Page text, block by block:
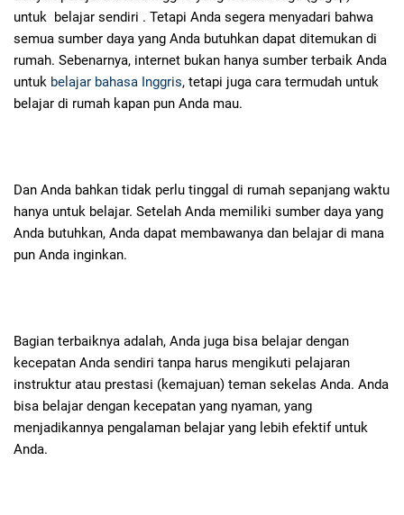
untuk belajar sendiri . Tetapi Anda segera menyadari bahwa
semua sumber daya yang Anda butuhkan dapat ditemukan di
rumah. Sebenarnya, internet bukan hanya sumber terbaik Anda
untuk belajar bahasa Inggris, tetapi juga cara termudah untuk
belajar di rumah kapan pun Anda mau.
Dan Anda bahkan tidak perlu tinggal di rumah sepanjang waktu
hanya untuk belajar. Setelah Anda memiliki sumber daya yang
Anda butuhkan, Anda dapat membawanya dan belajar di mana
pun Anda inginkan.
Bagian terbaiknya adalah, Anda juga bisa belajar dengan
kecepatan Anda sendiri tanpa harus mengikuti pelajaran
instruktur atau prestasi (kemajuan) teman sekelas Anda. Anda
bisa belajar dengan kecepatan yang nyaman, yang
menjadikannya pengalaman belajar yang lebih efektif untuk
Anda.